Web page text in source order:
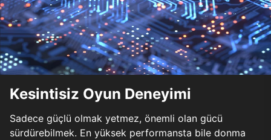
Kesintisiz Oyun Deneyimi
Sadece güçlü olmak yetmez, önemli olan gücü
sürdürebilmek. En yüksek performansta bile donma